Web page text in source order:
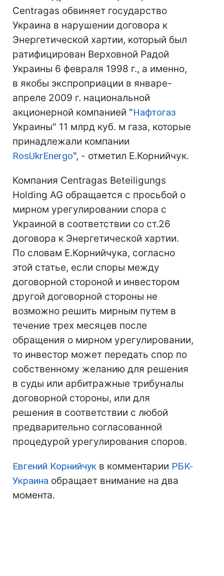
Centragas обвиняет государство
Украина в нарушении договора к
Энергетической хартии, который был
ратифицирован Верховной Радой
Украины 6 февраля 1998 г., а именно,
в якобы экспроприации в январе-
апреле 2009 г. национальной
акционерной компанией "Нафтогаз
Украины" 11 млрд куб. м газа, которые
принадлежали компании
RosUkrEnergo", - отметил Е.Корнийчук.
Компания Centragas Beteiligungs
Holding AG обращается с просьбой о
мирном урегулировании спора с
Украиной в соответствии со ст.26
договора к Энергетической хартии.
По словам Е.Корнийчука, согласно
этой статье, если споры между
договорной стороной и инвестором
другой договорной стороны не
возможно решить мирным путем в
течение трех месяцев после
обращения о мирном урегулировании,
то инвестор может передать спор по
собственному желанию для решения
в суды или арбитражные трибуналы
договорной стороны, или для
решения в соответствии с любой
предварительно согласованной
процедурой урегулирования споров.
Евгений Корнийчук в комментарии РБК-
Украина обращает внимание на два
момента.